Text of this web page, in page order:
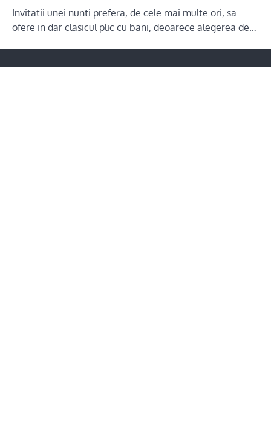
Invitatii unei nunti prefera, de cele mai multe ori, sa
ofere in dar clasicul plic cu bani, deoarece alegerea de…